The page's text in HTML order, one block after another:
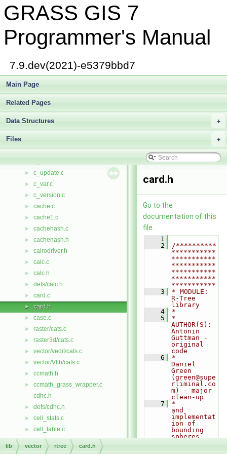
GRASS GIS 7
Programmer's Manual
7.9.dev(2021)-e5379bbd7
Main Page
Related Pages
+
Data Structures
+
Files
► c_percentile.c
► c_point.c
► c_range.c
c_reassign.c
c_reclass.c
c_reg.c
► c_rows.c
► c_sep.c
► c_sig.c
► c_skew.c
► c_stddev.c
► c_sum2.c
► c_update.c
► c_var.c
► c_version.c
► cache.c
► cache1.c
► cachehash.c
► cachehash.h
► cairodriver.h
► calc.c
► calc.h
► defs/calc.h
► card.c
► card.h
► case.c
► raster/cats.c
► raster3d/cats.c
► vector/vedit/cats.c
► vector/Vlib/cats.c
► ccmath.h
►
ccmath_grass_wrapper.c
cdhc.h
► defs/cdhc.h
► cell_stats.c
► cell_table.c
cell_title.c
cellstats_eq.c
card.h
Go to the
documentation of this
file.
    1
    2
/**********
***********
***********
***********
***********
***********
***********
    3
* MODULE:
R-Tree
library
    4
    5
*
AUTHOR(S):
Antonin
Guttman -
original
code
    6
*
Daniel
Green
(green@supe
rliminal.co
m) - major
clean-up
    7
*
and
implementat
ion of
bounding
spheres
lib vector rtree card.h